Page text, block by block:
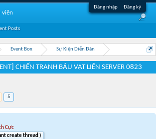
Đăng nhập Đăng ký
Event Box Sự Kiện Diễn Đàn
CHIẾN TRANH BÁU VẬT LIÊN SERVER 0823
5
Cực
create thread )
Posts
viên